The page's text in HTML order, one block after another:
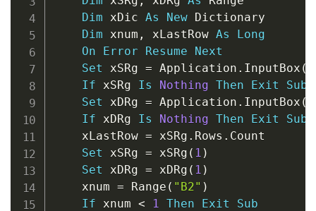
Dim xDic As New Dictionary
Dim xnum , xLastRow As
Long
On
Error Resume
Next
Set xSRg = Application . InputBox (
If xSRg Is Nothing Then Exit
Sub
Set xDRg = Application . InputBox (
If xDRg Is Nothing Then Exit
Sub
    xLastRow
= xSRg . Rows . Count
Set xSRg = xSRg ( 1 )
Set xDRg = xDRg ( 1 )
    xnum
= Range ( "B2" )
If xnum < 1 Then Exit
Sub